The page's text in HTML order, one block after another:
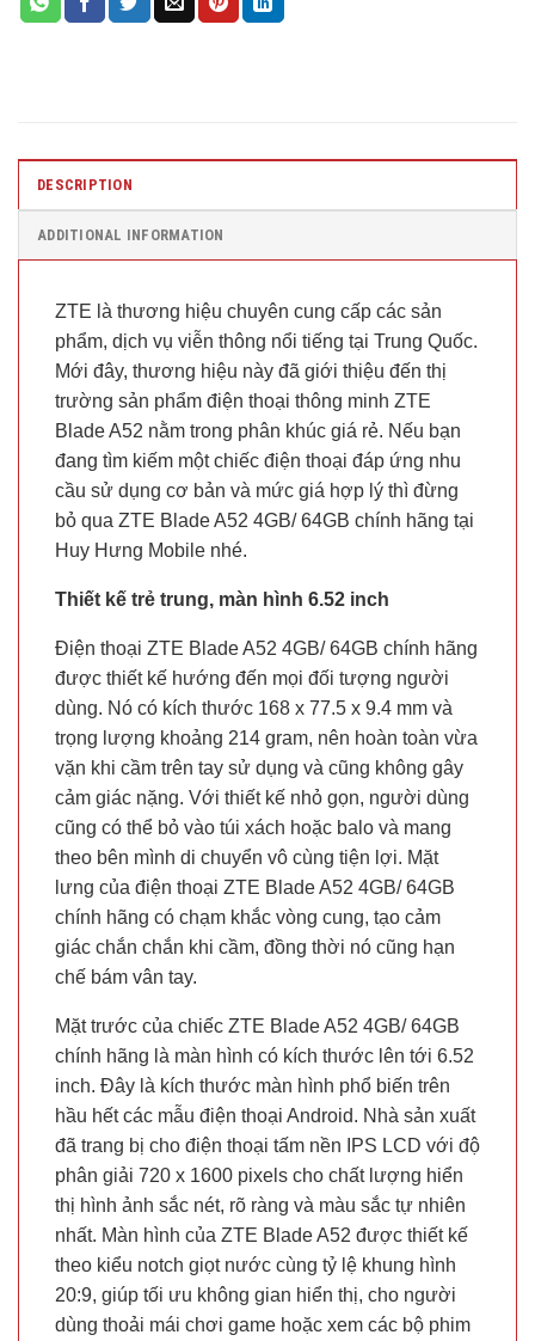
DESCRIPTION
ADDITIONAL INFORMATION
ZTE là thương hiệu chuyên cung cấp các sản
phẩm, dịch vụ viễn thông nổi tiếng tại Trung Quốc.
Mới đây, thương hiệu này đã giới thiệu đến thị
trường sản phẩm điện thoại thông minh ZTE
Blade A52 nằm trong phân khúc giá rẻ. Nếu bạn
đang tìm kiếm một chiếc điện thoại đáp ứng nhu
cầu sử dụng cơ bản và mức giá hợp lý thì đừng
bỏ qua ZTE Blade A52 4GB/ 64GB chính hãng tại
Huy Hưng Mobile nhé.
Thiết kế trẻ trung, màn hình 6.52 inch
Điện thoại ZTE Blade A52 4GB/ 64GB chính hãng
được thiết kế hướng đến mọi đối tượng người
dùng. Nó có kích thước 168 x 77.5 x 9.4 mm và
trọng lượng khoảng 214 gram, nên hoàn toàn vừa
vặn khi cầm trên tay sử dụng và cũng không gây
cảm giác nặng. Với thiết kế nhỏ gọn, người dùng
cũng có thể bỏ vào túi xách hoặc balo và mang
theo bên mình di chuyển vô cùng tiện lợi. Mặt
lưng của điện thoại ZTE Blade A52 4GB/ 64GB
chính hãng có chạm khắc vòng cung, tạo cảm
giác chắn chắn khi cầm, đồng thời nó cũng hạn
chế bám vân tay.
Mặt trước của chiếc ZTE Blade A52 4GB/ 64GB
chính hãng là màn hình có kích thước lên tới 6.52
inch. Đây là kích thước màn hình phổ biến trên
hầu hết các mẫu điện thoại Android. Nhà sản xuất
đã trang bị cho điện thoại tấm nền IPS LCD với độ
phân giải 720 x 1600 pixels cho chất lượng hiển
thị hình ảnh sắc nét, rõ ràng và màu sắc tự nhiên
nhất. Màn hình của ZTE Blade A52 được thiết kế
theo kiểu notch giọt nước cùng tỷ lệ khung hình
20:9, giúp tối ưu không gian hiển thị, cho người
dùng thoải mái chơi game hoặc xem các bộ phim